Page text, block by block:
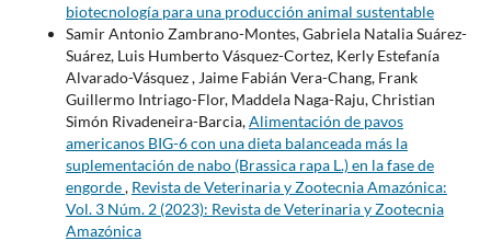
biotecnología para una producción animal sustentable
Samir Antonio Zambrano-Montes, Gabriela Natalia Suárez-
Suárez, Luis Humberto Vásquez-Cortez, Kerly Estefanía
Alvarado-Vásquez , Jaime Fabián Vera-Chang, Frank
Guillermo Intriago-Flor, Maddela Naga-Raju, Christian
Simón Rivadeneira-Barcia,Alimentación de pavos
americanos BIG-6 con una dieta balanceada más la
suplementación de nabo (Brassica rapa L.) en la fase de
engorde, Revista de Veterinaria y Zootecnia Amazónica:
Vol. 3 Núm. 2 (2023): Revista de Veterinaria y Zootecnia
Amazónica